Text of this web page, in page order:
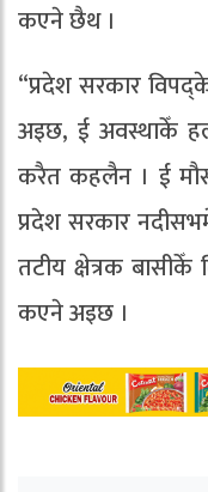
कएने छैथ ।
“प्रदेश सरकार
अइछ, ई अवस्थाकेँ
करैत कहलैन । ई
प्रदेश सरकार
तटीय क्षेत्रक
कएने अइछ ।